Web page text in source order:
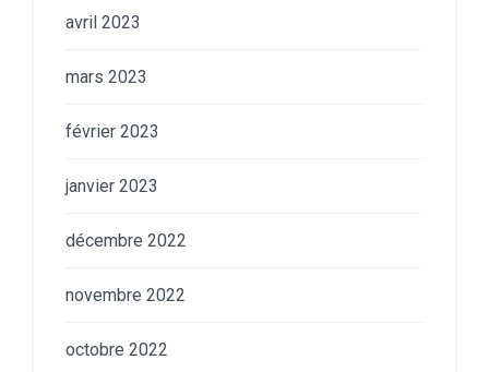
avril 2023
mars 2023
février 2023
janvier 2023
décembre 2022
novembre 2022
octobre 2022